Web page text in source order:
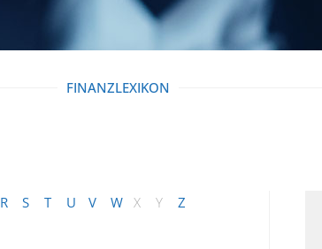
FINANZLEXIKON
R S T U V W X Y Z